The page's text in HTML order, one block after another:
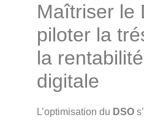
Maîtriser le
piloter la
la
digitale
L’optimisation du DSO